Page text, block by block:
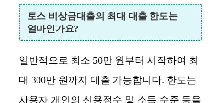
토스 비상금대출의 최대 대출 한도는
얼마인가요?
일반적으로 최소 50만 원부터 시작하여 최
대 300만 원까지 대출 가능합니다. 한도는
사용자 개인의 신용점수 및 소득 수준 등을